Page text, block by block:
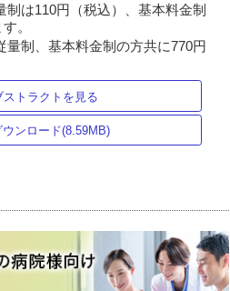
制は110円（税込）、基本料金制
。
量制、基本料金制の方共に770円
ストラクトを見る
ウンロード(8.59MB)